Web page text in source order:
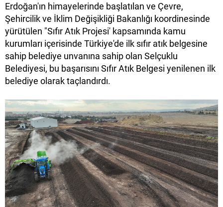
Erdoğan'ın himayelerinde başlatılan ve Çevre,
Şehircilik ve İklim Değişikliği Bakanlığı koordinesinde
yürütülen "Sıfır Atık Projesi' kapsamında kamu
kurumları içerisinde Türkiye'de ilk sıfır atık belgesine
sahip belediye unvanına sahip olan Selçuklu
Belediyesi, bu başarısını Sıfır Atık Belgesi yenilenen ilk
belediye olarak taçlandırdı.